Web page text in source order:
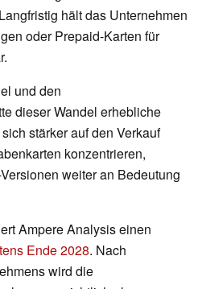
hält das Unternehmen
oder Prepaid-Karten für
und den
dieser Wandel erhebliche
stärker auf den Verkauf
konzentrieren,
weiter an Bedeutung
Ampere Analysis einen
Ende 2028. Nach
wird die